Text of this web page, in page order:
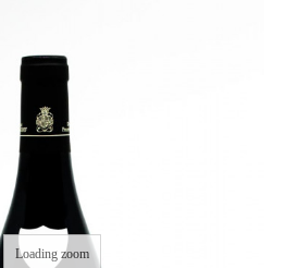
Loading zoom